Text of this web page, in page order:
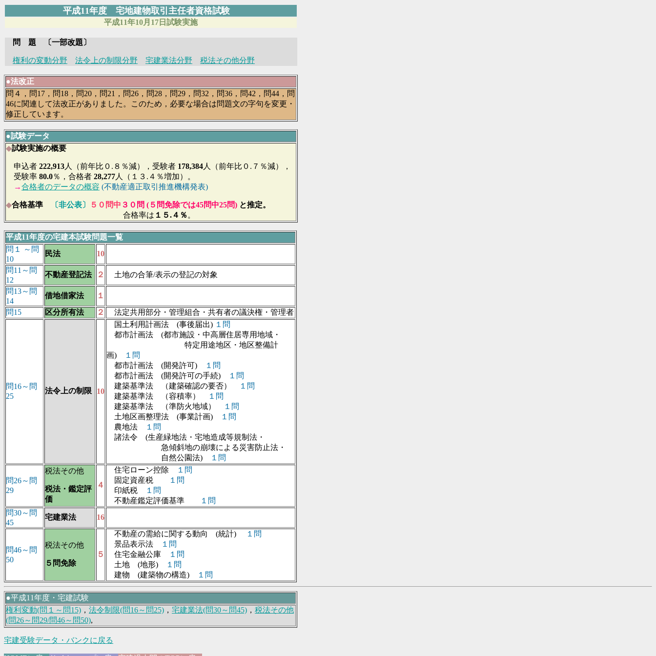
平成11年度 宅地建物取引主任者資格試験
平成11年10月17日試験実施
問 題 〔一部改題〕
権利の変動分野 法令上の制限分野 宅建業法分野 税法その他分野
●法改正
問４，問17，問18，問20，問21，問26，問28，問29，問32，問36，問42，問44，問
46に関連して法改正がありました。このため，必要な場合は問題文の字句を変更・
修正しています。
●試験データ
◆試験実施の概要
申込者 222,913人 （前年比０.８％減），受験者 178,384人（前年比０.７％減），
受験率 80.0％，合格者 28,277人（１３.４％増加）。
→合格者のデータの概容 (不動産適正取引推進機構発表)
◆合格基準 〔非公表〕 ５０問中 ３０問 (５問免除では45問中25問) と推定。
合格率は １５.４％ 。
平成11年度の宅建本試験問題一覧
問１ ～問
10
民法
10
問11～問
12
不動産登記法 ２
土地の合筆/表示の登記の対象
問13～問
14
借地借家法
１
問15
区分所有法 ２ 法定共用部分・管理組合・共有者の議決権・管理者
問16～問
25
法令上の制限 10
国土利用計画法 (事後届出) １問
都市計画法 (都市施設・中高層住居専用地域・
特定用途地区・地区整備計
画)
１問
都市計画法 (開発許可)
１問
都市計画法 (開発許可の手続)
１問
建築基準法 （建築確認の要否）
１問
建築基準法 （容積率）
１問
建築基準法 （準防火地域）
１問
土地区画整理法 (事業計画)
１問
農地法
１問
諸法令 (生産緑地法・宅地造成等規制法・
急傾斜地の崩壊による災害防止法・
自然公園法)
１問
問26～問
29
税法その他
税法・鑑定評
価
４
住宅ローン控除
１問
固定資産税
１問
印紙税
１問
不動産鑑定評価基準
１問
問30～問
45
宅建業法 16
問46～問
50
税法その他
５問免除
５
不動産の需給に関する動向 (統計)
１問
景品表示法
１問
住宅金融公庫
１問
土地 (地形)
１問
建物 (建築物の構造)
１問
●平成11年度・宅建試験
権利変動(問１～問15) ， 法令制限(問16～問25) ， 宅建業法(問30～問45) ， 税法その他
(問26～問29/問46～問50),
宅建受験データ・バンクに戻る